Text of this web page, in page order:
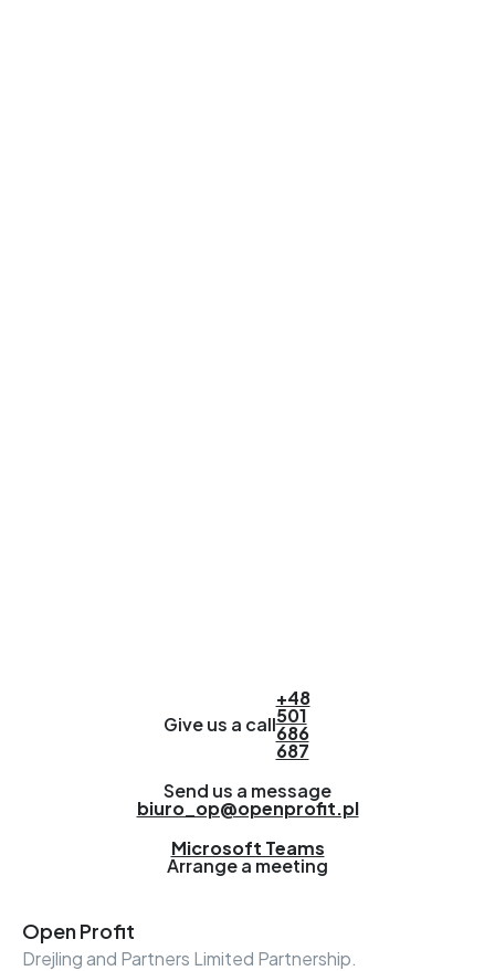
Give us a call
+48
501
686
687
Send us a message
biuro_op@openprofit.pl
Arrange a meeting
Microsoft Teams
Open Profit
Drejling and Partners Limited Partnership.